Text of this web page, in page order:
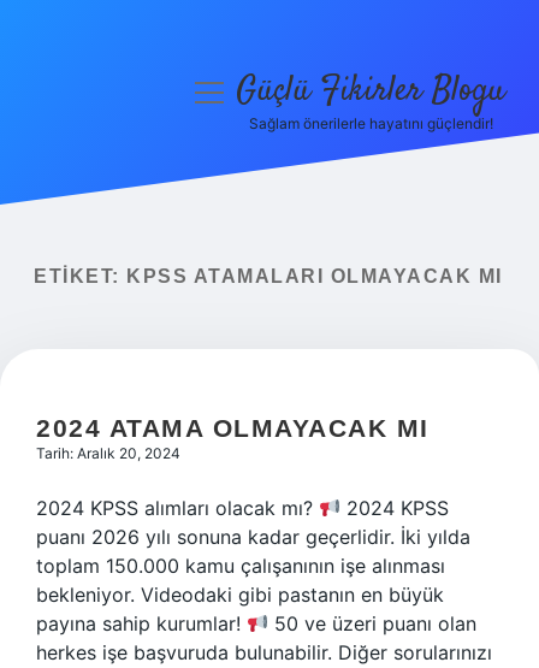
Yasal Uyarı
menüyüGüçlü Fikirler Blogu
Sağlam önerilerle hayatını güçlendir!
ETIKET: KPSS ATAMALARI OLMAYACAK MI
2024 ATAMA OLMAYACAK MI
Tarih: Aralık 20, 2024
2024 KPSS alımları olacak mı?
2024 KPSS
puanı 2026 yılı sonuna kadar geçerlidir. İki yılda
toplam 150.000 kamu çalışanının işe alınması
bekleniyor. Videodaki gibi pastanın en büyük
payına sahip kurumlar!
50 ve üzeri puanı olan
herkes işe başvuruda bulunabilir. Diğer sorularınızı